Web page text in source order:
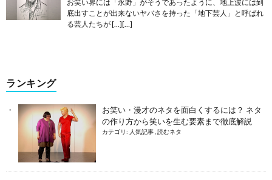
お笑い界には「永野」がそうであったように、地上波には到
底出すことが出来ないヤバさを持った「地下芸人」と呼ばれ
る芸人たちが […][…]
ランキング
お笑い・漫才のネタを面白くするには？ ネタ
の作り方から笑いを生む要素まで徹底解説
カテゴリ: 人気記事 読むネタ